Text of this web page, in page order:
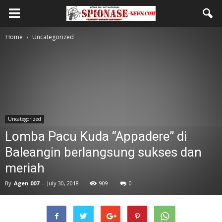
Home Uncategorized
Uncategorized
Lomba Pacu Kuda “Appadere” di
Baleangin berlangsung sukses dan
meriah
By Agen 007 - July 30, 2018 909 0